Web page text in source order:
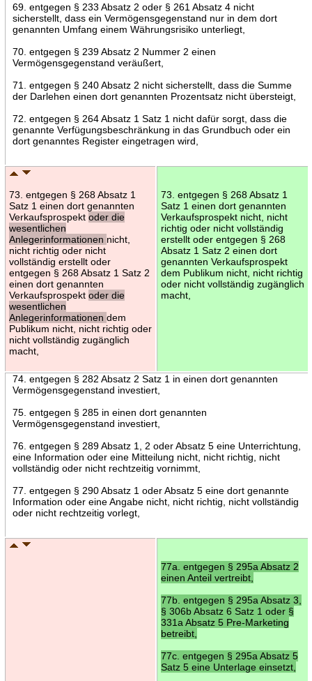
69. entgegen § 233 Absatz 2 oder § 261 Absatz 4 nicht
sicherstellt, dass ein Vermögensgegenstand nur in dem dort
genannten Umfang einem Währungsrisiko unterliegt,
70. entgegen § 239 Absatz 2 Nummer 2 einen
Vermögensgegenstand veräußert,
71. entgegen § 240 Absatz 2 nicht sicherstellt, dass die Summe
der Darlehen einen dort genannten Prozentsatz nicht übersteigt,
72. entgegen § 264 Absatz 1 Satz 1 nicht dafür sorgt, dass die
genannte Verfügungsbeschränkung in das Grundbuch oder ein
dort genanntes Register eingetragen wird,
73. entgegen § 268 Absatz 1
Satz 1 einen dort genannten
Verkaufsprospekt oder die
wesentlichen
Anlegerinformationen nicht,
nicht richtig oder nicht
vollständig erstellt oder
entgegen § 268 Absatz 1 Satz 2
einen dort genannten
Verkaufsprospekt oder die
wesentlichen
Anlegerinformationen dem
Publikum nicht, nicht richtig oder
nicht vollständig zugänglich
macht,
73. entgegen § 268 Absatz 1
Satz 1 einen dort genannten
Verkaufsprospekt nicht, nicht
richtig oder nicht vollständig
erstellt oder entgegen § 268
Absatz 1 Satz 2 einen dort
genannten Verkaufsprospekt
dem Publikum nicht, nicht richtig
oder nicht vollständig zugänglich
macht,
74. entgegen § 282 Absatz 2 Satz 1 in einen dort genannten
Vermögensgegenstand investiert,
75. entgegen § 285 in einen dort genannten
Vermögensgegenstand investiert,
76. entgegen § 289 Absatz 1, 2 oder Absatz 5 eine Unterrichtung,
eine Information oder eine Mitteilung nicht, nicht richtig, nicht
vollständig oder nicht rechtzeitig vornimmt,
77. entgegen § 290 Absatz 1 oder Absatz 5 eine dort genannte
Information oder eine Angabe nicht, nicht richtig, nicht vollständig
oder nicht rechtzeitig vorlegt,
77a. entgegen § 295a Absatz 2
einen Anteil vertreibt,
77b. entgegen § 295a Absatz 3,
§ 306b Absatz 6 Satz 1 oder §
331a Absatz 5 Pre-Marketing
betreibt,
77c. entgegen § 295a Absatz 5
Satz 5 eine Unterlage einsetzt,